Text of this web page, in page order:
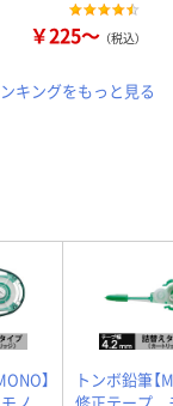
￥225～ （税込）
キングをもっと見る
】
ノ
トンボ鉛筆【
修正テープ